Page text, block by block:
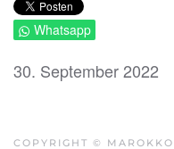
Whatsapp
30. September 2022
COPYRIGHT ©